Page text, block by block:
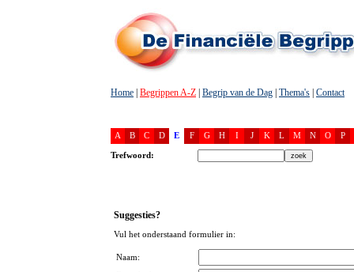
Home Begrippen A-Z Begrip van de Dag Thema's Contact
A B C D E F G H I J K L M N O P
Trefwoord:
Suggesties?
Vul het onderstaand formulier in:
Naam: